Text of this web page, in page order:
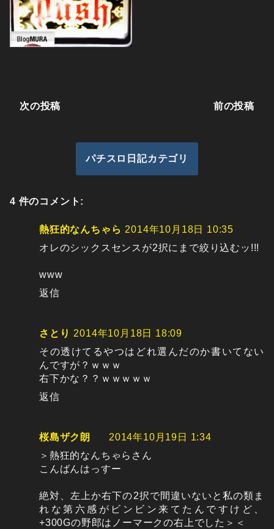
次の投稿 前の投稿
パチスロ日記カテゴリ
4 件のコメント:
熱狂的なんちゃら 2014年10月18日 10:35
オレのシックスセンスが2択にまで絞り込むッ!!!
www
返信
さとり 2014年10月18日 18:09
その透けてるやつはどれ選んだのか書いてない
んですが？ｗｗｗ
右下かな？？ｗｗｗｗｗ
返信
桜島ザク朗
2014年10月19日 1:34
＞熱狂的なんちゃらさん
こんばんはっすー
絶対、左上か右下の2択で間違いないと私の類ま
れな第六感がビンビン来てたんですけど、
+300Gの野郎はノーマークの右上でした＞＜